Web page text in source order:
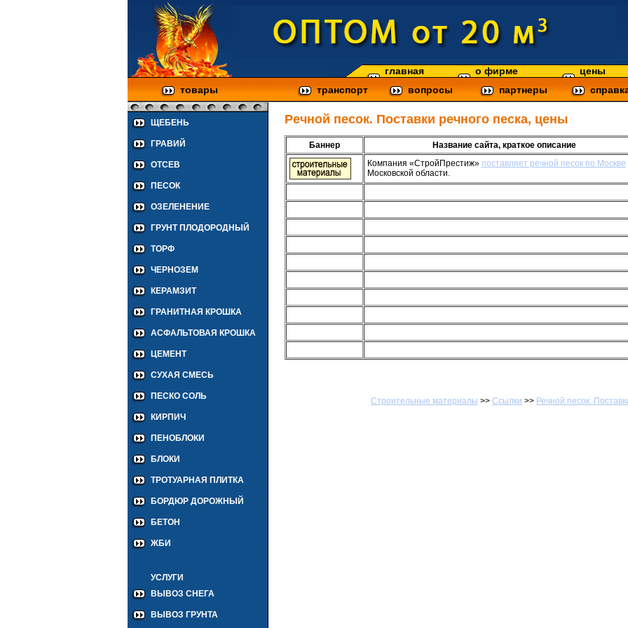
главная о фирме цены
товары
транспорт вопросы партнеры
ЩЕБЕНЬ
ГРАВИЙ
ОТСЕВ
ПЕСОК
ОЗЕЛЕНЕНИЕ
ГРУНТ ПЛОДОРОДНЫЙ
ТОРФ
ЧЕРНОЗЕМ
КЕРАМЗИТ
ГРАНИТНАЯ КРОШКА
АСФАЛЬТОВАЯ КРОШКА
ЦЕМЕНТ
СУХАЯ СМЕСЬ
ПЕСКО СОЛЬ
КИРПИЧ
ПЕНОБЛОКИ
БЛОКИ
ТРОТУАРНАЯ ПЛИТКА
БОРДЮР ДОРОЖНЫЙ
БЕТОН
ЖБИ
УСЛУГИ
ВЫВОЗ СНЕГА
ВЫВОЗ ГРУНТА
Речной песок. Поставки речного песка, цены
Баннер Название сайта, краткое описание
Компания «СтройПрестиж» поставляет речной песок по Москве
Московской области.
Строительные материалы >> Ссылки >> Речной песок.